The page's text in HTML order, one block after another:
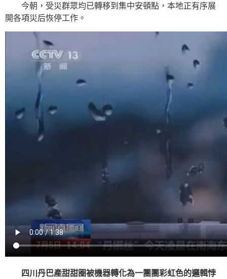
今朝，受災群眾均已轉移到集中安頓點，本地正有序展
開各項災后恢停工作。
四川丹巴產甜甜圈被機器轉化為一團團彩虹色的邏輯悖